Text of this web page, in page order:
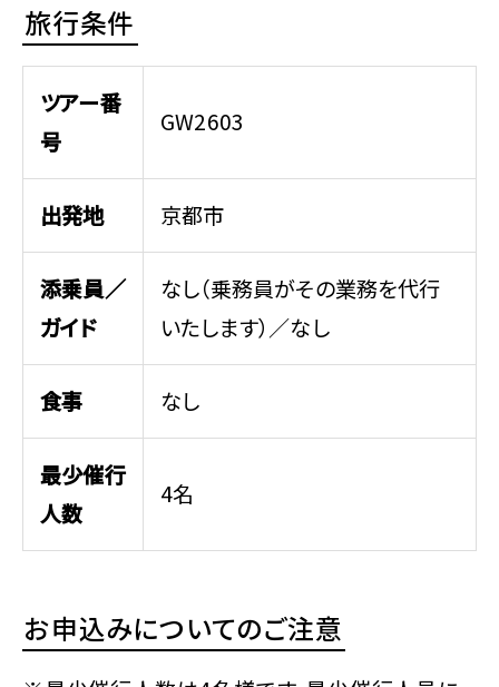
旅行条件
ツアー番
号
GW2603
出発地 京都市
添乗員／
ガイド
なし（乗務員がその業務を代行
いたします）／なし
食事 なし
最少催行
人数
4名
お申込みについてのご注意